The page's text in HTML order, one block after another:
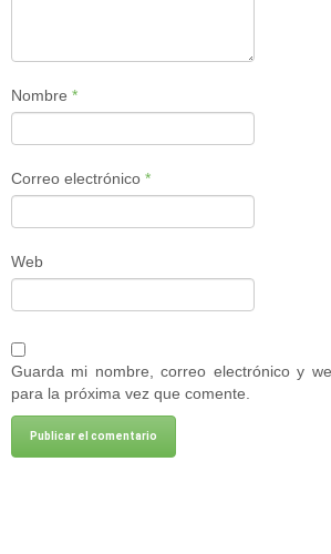
Nombre *
Correo electrónico *
Web
Guarda mi nombre, correo electrónico y
para la próxima vez que comente.